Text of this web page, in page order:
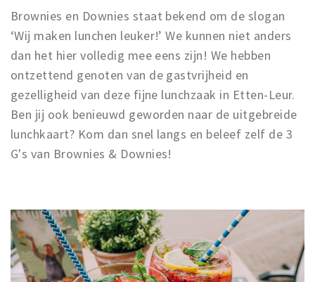
Brownies en Downies staat bekend om de slogan
‘Wij maken lunchen leuker!’ We kunnen niet anders
dan het hier volledig mee eens zijn! We hebben
ontzettend genoten van de gastvrijheid en
gezelligheid van deze fijne lunchzaak in Etten-Leur.
Ben jij ook benieuwd geworden naar de uitgebreide
lunchkaart? Kom dan snel langs en beleef zelf de 3
G's van Brownies & Downies!